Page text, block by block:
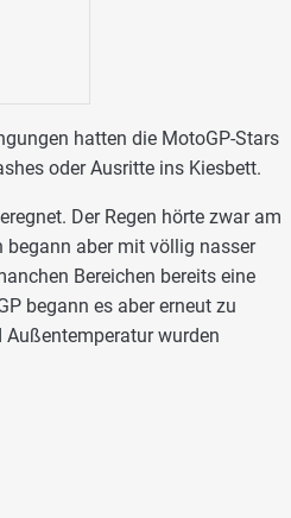
hatten die MotoGP-Stars
oder Ausritte ins Kiesbett.
Der Regen hörte zwar am
begann aber mit völlig nasser
Bereichen bereits eine
begann es aber erneut zu
Außentemperatur wurden